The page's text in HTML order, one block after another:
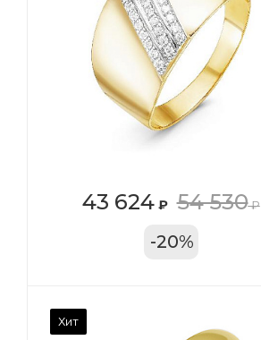
43 624₽ 54 530₽
-20%
Вес драгметалла
0.96
Дельта
Цвет золота
ТРЦ «Арена»
Хит